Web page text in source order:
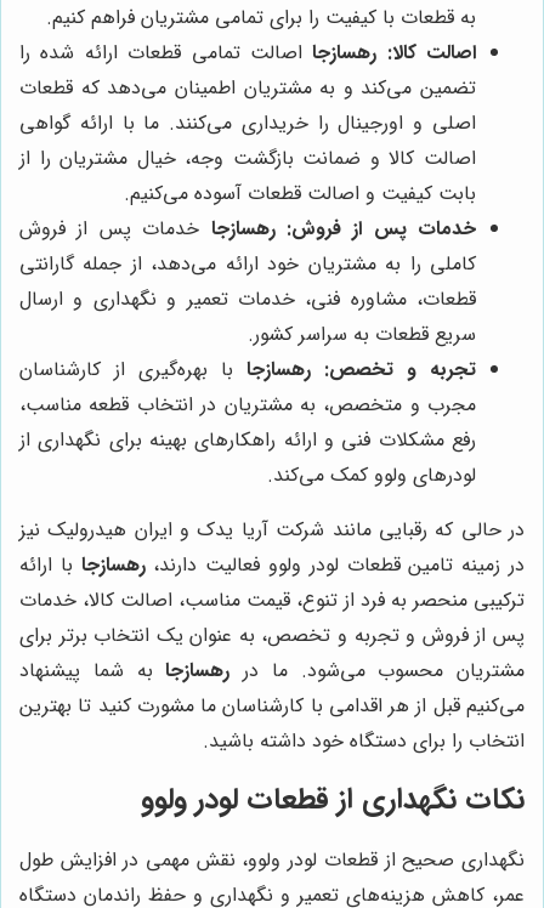
به قطعات با کیفیت را برای تمامی مشتریان فراهم کنیم.
اصالت کالا: رهسازجااصالت تمامی قطعات ارائه شده را
تضمین می‌کند و به مشتریان اطمینان می‌دهد که قطعات
اصلی و اورجینال را خریداری می‌کنند. ما با ارائه گواهی
اصالت کالا و ضمانت بازگشت وجه، خیال مشتریان را از
بابت کیفیت و اصالت قطعات آسوده می‌کنیم.
خدمات پس از فروش: رهسازجا خدمات پس از فروش
کاملی را به مشتریان خود ارائه می‌دهد، از جمله گارانتی
قطعات، مشاوره فنی، خدمات تعمیر و نگهداری و ارسال
سریع قطعات به سراسر کشور.
تجربه و تخصص: رهسازجا با بهره‌گیری از کارشناسان
مجرب و متخصص، به مشتریان در انتخاب قطعه مناسب،
رفع مشکلات فنی و ارائه راهکارهای بهینه برای نگهداری از
لودرهای ولوو کمک می‌کند.
در حالی که رقبایی مانند شرکت آریا یدک و ایران هیدرولیک نیز
در زمینه تامین قطعات لودر ولوو فعالیت دارند،رهسازجا با ارائه
ترکیبی منحصر به فرد از تنوع، قیمت مناسب، اصالت کالا، خدمات
پس از فروش و تجربه و تخصص، به عنوان یک انتخاب برتر برای
مشتریان محسوب می‌شود. ما در رهسازجابه شما پیشنهاد
می‌کنیم قبل از هر اقدامی با کارشناسان ما مشورت کنید تا بهترین
انتخاب را برای دستگاه خود داشته باشید.
نکات نگهداری از قطعات لودر ولوو
نگهداری صحیح از قطعات لودر ولوو، نقش مهمی در افزایش طول
عمر، کاهش هزینه‌های تعمیر و نگهداری و حفظ راندمان دستگاه